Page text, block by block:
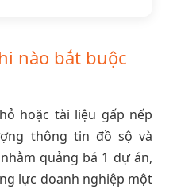
nào bắt buộc
hoặc tài liệu gấp nếp
thông tin đồ sộ và
quảng bá 1 dự án,
lực doanh nghiệp một